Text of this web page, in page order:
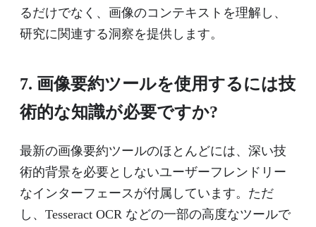
るだけでなく、画像のコンテキストを理解し、
研究に関連する洞察を提供します。
7. 画像要約ツールを使用するには技
術的な知識が必要ですか?
最新の画像要約ツールのほとんどには、深い技
術的背景を必要としないユーザーフレンドリー
なインターフェースが付属しています。ただ
し、Tesseract OCR などの一部の高度なツールで